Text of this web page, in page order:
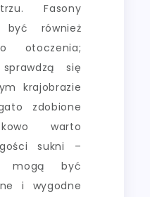
Fasony
być również
otoczenia;
się
krajobrazie
zdobione
warto
sukni –
mogą być
i wygodne